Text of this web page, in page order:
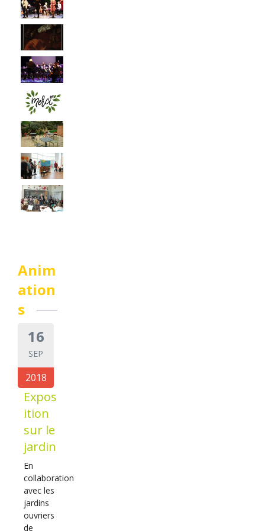
Anim
ation
s
16
SEP
2018
Expos
ition
sur le
jardin
En
collaboration
avec les
jardins
ouvriers
de